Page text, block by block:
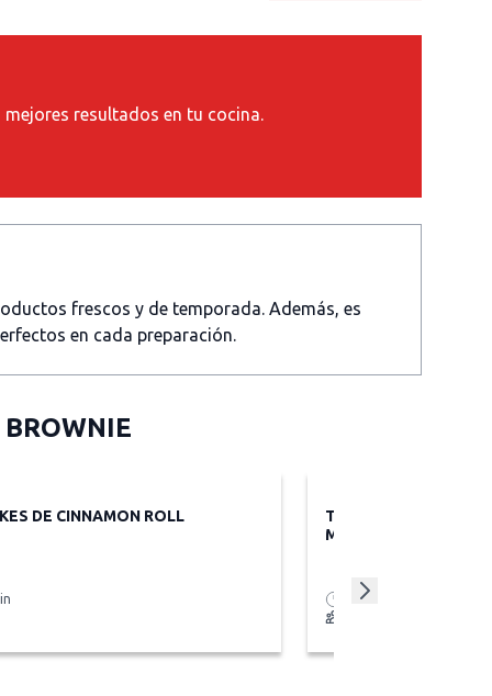
resultados en tu cocina.
frescos y de temporada. Además, es
en cada preparación.
BROWNIE
DE CINNAMON ROLL
TACITAS DE AVENA
MANZANA
55 minutos